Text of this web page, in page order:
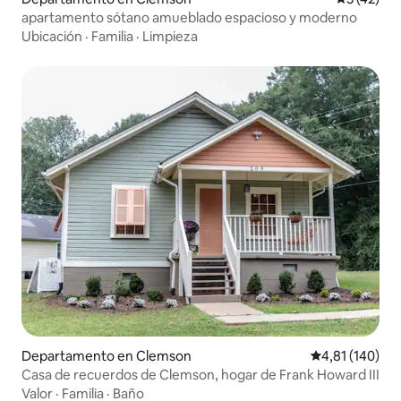
apartamento sótano amueblado espacioso y moderno
Ubicación · Familia · Limpieza
Departamento en Clemson Calificación
4,81 (140)
Casa de recuerdos de Clemson, hogar de Frank Howard III
Valor · Familia · Baño